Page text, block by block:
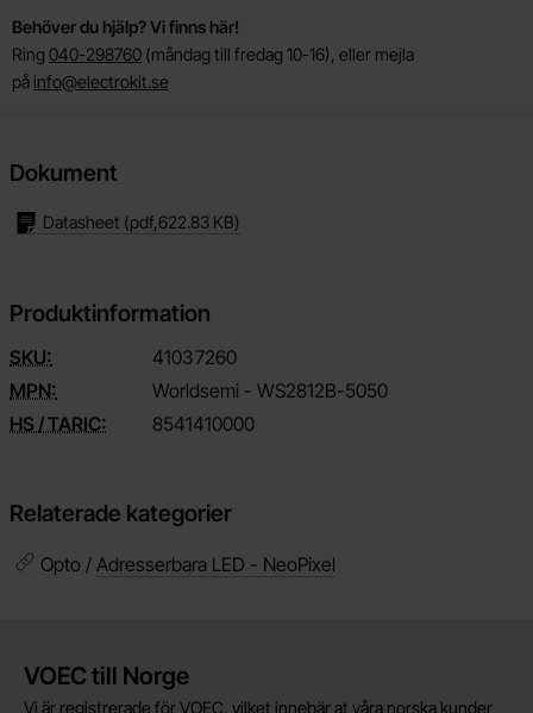
Behöver du hjälp? Vi finns här!
Ring 040-298760 (måndag till fredag 10-16), eller mejla
på info@electrokit.se
Dokument
Datasheet (pdf,622.83 KB)
Produktinformation
SKU: 41037260
MPN:
Worldsemi - WS2812B-5050
HS / TARIC:
8541410000
Relaterade kategorier
Opto / Adresserbara LED - NeoPixel
Kort allmän information
VOEC till Norge
Vi är registrerade för VOEC, vilket innebär at våra norska kunder